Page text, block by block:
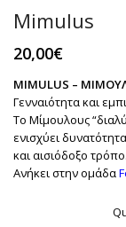
Mimulus
20,00€
MIMULUS –
Γενναιότητα και
Το Μίμουλους
ενισχύει
και αισιόδοξο τρόπο.
Ανήκει στην ομάδα